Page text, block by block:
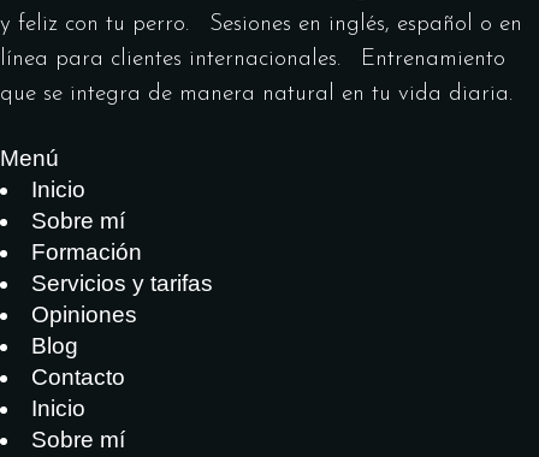
y feliz con tu perro. Sesiones en inglés, español o en
línea para clientes internacionales. Entrenamiento
que se integra de manera natural en tu vida diaria.
Menú
Inicio
Sobre mí
Formación
Servicios y tarifas
Opiniones
Blog
Contacto
Inicio
Sobre mí